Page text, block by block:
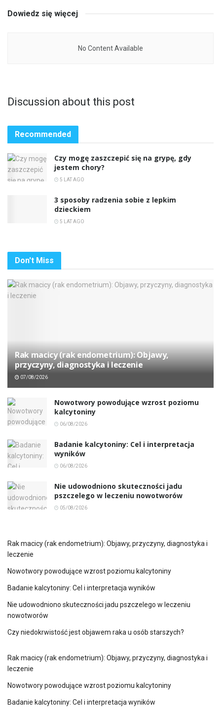
Dowiedz się więcej
No Content Available
Discussion about this post
Recommended
Czy mogę zaszczepić się na grypę, gdy
jestem chory?
5 LAT AGO
3 sposoby radzenia sobie z lepkim
dzieckiem
5 LAT AGO
Don't Miss
Rak macicy (rak endometrium): Objawy,
przyczyny, diagnostyka i leczenie
07/08/2026
Nowotwory powodujące wzrost poziomu
kalcytoniny
06/08/2026
Badanie kalcytoniny: Cel i interpretacja
wyników
06/08/2026
Nie udowodniono skuteczności jadu
pszczelego w leczeniu nowotworów
05/08/2026
Rak macicy (rak endometrium): Objawy, przyczyny, diagnostyka i
leczenie
Nowotwory powodujące wzrost poziomu kalcytoniny
Badanie kalcytoniny: Cel i interpretacja wyników
Nie udowodniono skuteczności jadu pszczelego w leczeniu
nowotworów
Czy niedokrwistość jest objawem raka u osób starszych?
Rak macicy (rak endometrium): Objawy, przyczyny, diagnostyka i
leczenie
Nowotwory powodujące wzrost poziomu kalcytoniny
Badanie kalcytoniny: Cel i interpretacja wyników